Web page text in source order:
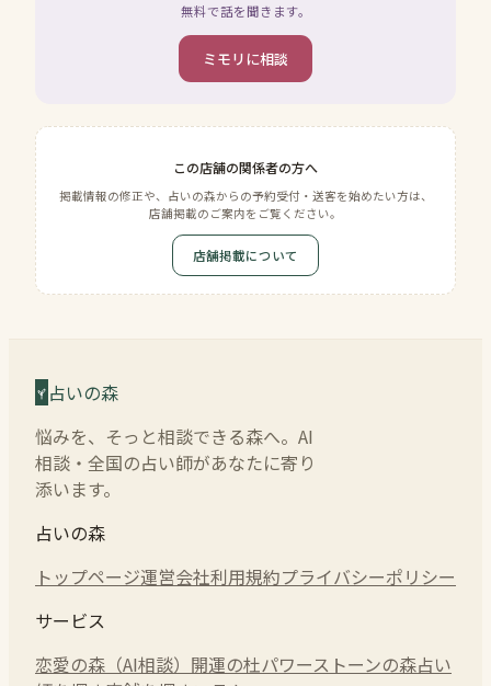
無料で話を聞きます。
ミモリに相談
この店舗の関係者の方へ
掲載情報の修正や、占いの森からの予約受付・送客を始めたい方は、
店舗掲載のご案内をご覧ください。
店舗掲載について
占いの森
悩みを、そっと相談できる森へ。AI
相談・全国の占い師があなたに寄り
添います。
占いの森
トップページ運営会社利用規約プライバシーポリシー
サービス
恋愛の森（AI相談） 開運の杜パワーストーンの森占い